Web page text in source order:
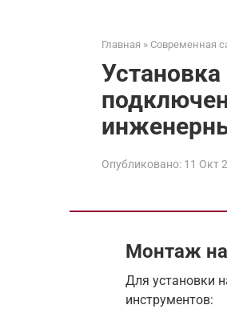
Главная » Современная
Опубликовано: 11 Окт
Монтаж
Для установки
инструментов: